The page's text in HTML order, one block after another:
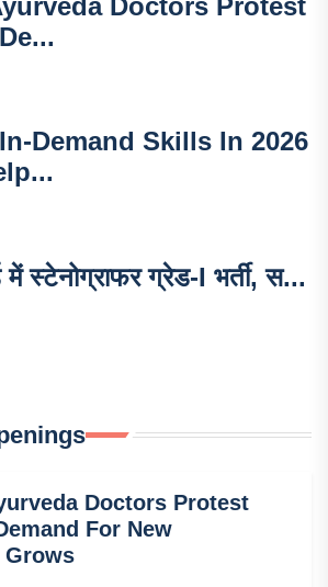
Doctors Protest
Demand Skills In 2026
में स्टेनोग्राफर ग्रेड-I भर्ती, स...
Doctors Protest
For New
Grows